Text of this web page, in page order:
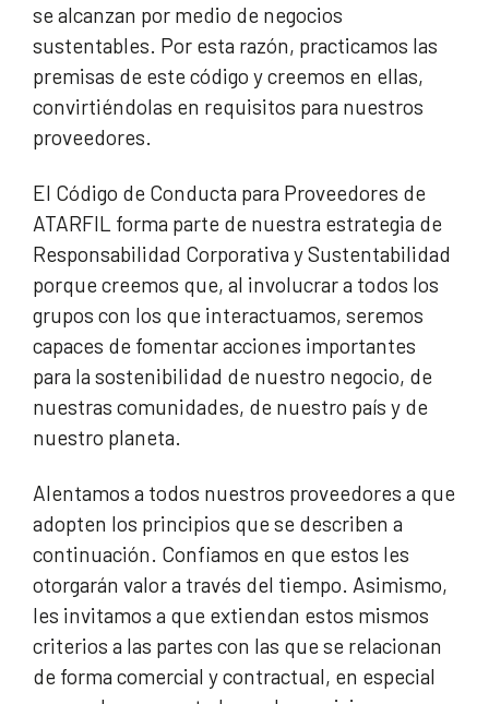
se alcanzan por medio de negocios
sustentables. Por esta razón, practicamos las
premisas de este código y creemos en ellas,
convirtiéndolas en requisitos para nuestros
proveedores.
El Código de Conducta para Proveedores de
ATARFIL forma parte de nuestra estrategia de
Responsabilidad Corporativa y Sustentabilidad
porque creemos que, al involucrar a todos los
grupos con los que interactuamos, seremos
capaces de fomentar acciones importantes
para la sostenibilidad de nuestro negocio, de
nuestras comunidades, de nuestro país y de
nuestro planeta.
Alentamos a todos nuestros proveedores a que
adopten los principios que se describen a
continuación. Confiamos en que estos les
otorgarán valor a través del tiempo. Asimismo,
les invitamos a que extiendan estos mismos
criterios a las partes con las que se relacionan
de forma comercial y contractual, en especial